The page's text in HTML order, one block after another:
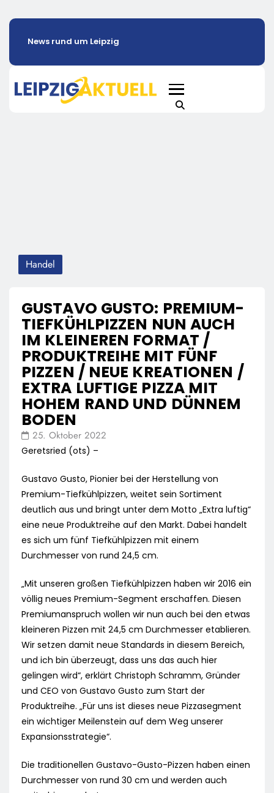
News rund um Leipzig
Handel
GUSTAVO GUSTO: PREMIUM-
TIEFKÜHLPIZZEN NUN AUCH
IM KLEINEREN FORMAT /
PRODUKTREIHE MIT FÜNF
PIZZEN / NEUE KREATIONEN /
EXTRA LUFTIGE PIZZA MIT
HOHEM RAND UND DÜNNEM
BODEN
25. Oktober 2022
Geretsried (ots) –
Gustavo Gusto, Pionier bei der Herstellung von
Premium-Tiefkühlpizzen, weitet sein Sortiment
deutlich aus und bringt unter dem Motto „Extra luftig“
eine neue Produktreihe auf den Markt. Dabei handelt
es sich um fünf Tiefkühlpizzen mit einem
Durchmesser von rund 24,5 cm.
„Mit unseren großen Tiefkühlpizzen haben wir 2016 ein
völlig neues Premium-Segment erschaffen. Diesen
Premiumanspruch wollen wir nun auch bei den etwas
kleineren Pizzen mit 24,5 cm Durchmesser etablieren.
Wir setzen damit neue Standards in diesem Bereich,
und ich bin überzeugt, dass uns das auch hier
gelingen wird“, erklärt Christoph Schramm, Gründer
und CEO von Gustavo Gusto zum Start der
Produktreihe. „Für uns ist dieses neue Pizzasegment
ein wichtiger Meilenstein auf dem Weg unserer
Expansionsstrategie“.
Die traditionellen Gustavo-Gusto-Pizzen haben einen
Durchmesser von rund 30 cm und werden auch